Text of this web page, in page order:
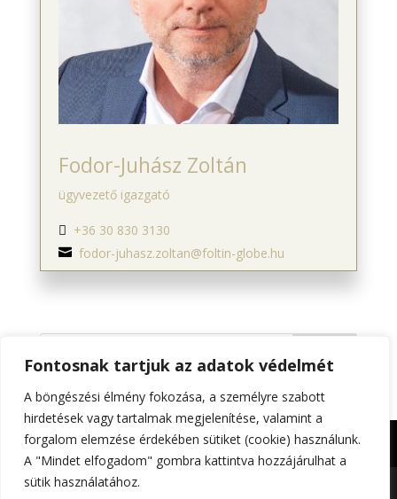
Fontosnak tartjuk az adatok védelmét
A böngészési élmény fokozása, a személyre szabott
hirdetések vagy tartalmak megjelenítése, valamint a
forgalom elemzése érdekében sütiket (cookie) használunk.
A "Mindet elfogadom" gombra kattintva hozzájárulhat a
sütik használatához.
Fodor-Juhász Zoltán
ügyvezető igazgató
 +36 30 830 3130
 fodor-juhasz.zoltan@foltin-globe.hu
Impresszum Adatkezelési tájékoztató